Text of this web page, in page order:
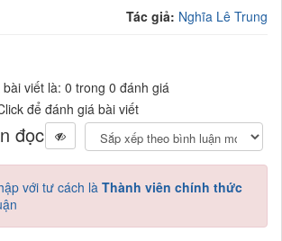
Tác giả: Nghĩa Lê Trung
viết là: 0 trong 0 đánh giá
để đánh giá bài viết
đọc
với tư cách là Thành viên chính thức